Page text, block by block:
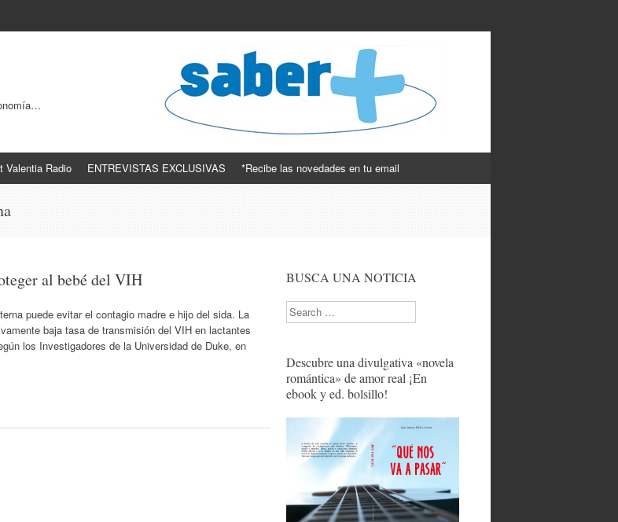
Valentia Radio ENTREVISTAS EXCLUSIVAS *Recibe las novedades en tu email
al bebé del VIH
puede evitar el contagio madre e hijo del sida. La
baja tasa de transmisión del VIH en lactantes
los Investigadores de la Universidad de Duke, en
BUSCA UNA NOTICIA
Search
Descubre una divulgativa «novela
romántica» de amor real ¡En
ebook y ed. bolsillo!